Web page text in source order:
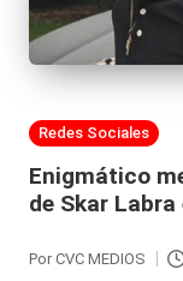
Publicada
Redes Sociales
Enigmático
de Skar
Publicado
Por CVC MEDIOS